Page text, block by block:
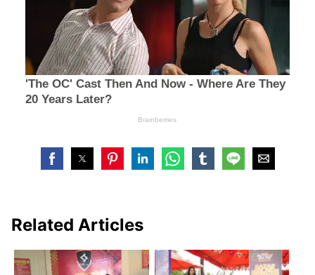
Related Articles